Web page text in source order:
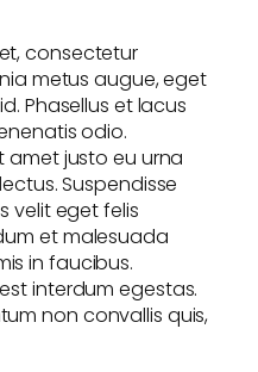
consectetur
metus augue, eget
Phasellus et lacus
odio.
amet justo eu urna
Suspendisse
velit eget felis
et malesuada
in faucibus.
interdum egestas.
non convallis quis,